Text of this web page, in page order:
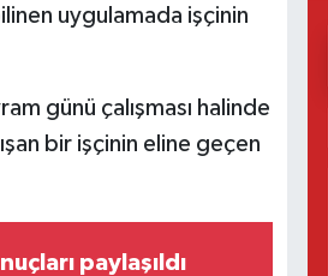
uygulamada işçinin
günü çalışması halinde
bir işçinin eline geçen
paylaşıldı